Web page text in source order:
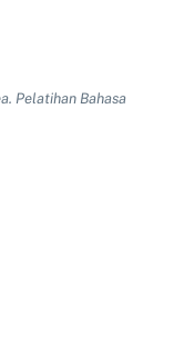
Pelatihan Bahasa